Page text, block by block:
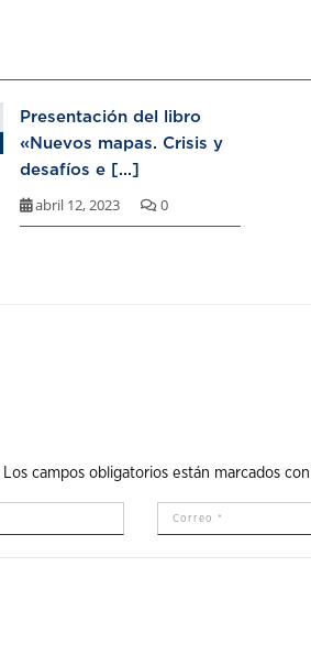
Presentación del libro
«Nuevos mapas. Crisis y
desafíos e [...]
abril 12, 2023 0
Los campos obligatorios están marcados con